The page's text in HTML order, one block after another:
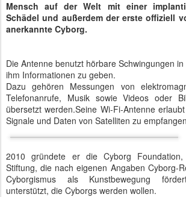
Mensch auf der Welt mit einer
Schädel und außerdem der erste offiziell
anerkannte Cyborg.
Die Antenne benutzt hörbare Schwingungen
ihm Informationen zu geben.
Dazu gehören Messungen von
Telefonanrufe, Musik sowie Videos oder
übersetzt werden.Seine Wi-Fi-Antenne
Signale und Daten von Satelliten zu
2010 gründete er die Cyborg
Stiftung, die nach eigenen Angaben Cyborg-
Cyborgismus als Kunstbewegung
unterstützt, die Cyborgs werden wollen.